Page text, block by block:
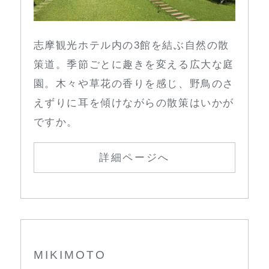
志摩観光ホテル内の3館を結ぶ自然の散
策道。季節ごとに趣きを変える広大な庭
園。木々や草花の香りを感じ、野鳥のさ
えずりに耳を傾けながらの散策はいかが
ですか。
詳細ページへ
MIKIMOTO